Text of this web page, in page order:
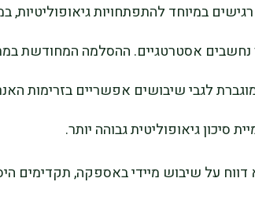
במיוחד להתפתחויות גיאופוליטיות,
נחשבים אסטרטגיים. ההסלמה המחודשת
לגבי שיבושים אפשריים בזרימות
סיכון גיאופוליטית גבוהה יותר.
על שיבוש מיידי באספקה, תקדימים